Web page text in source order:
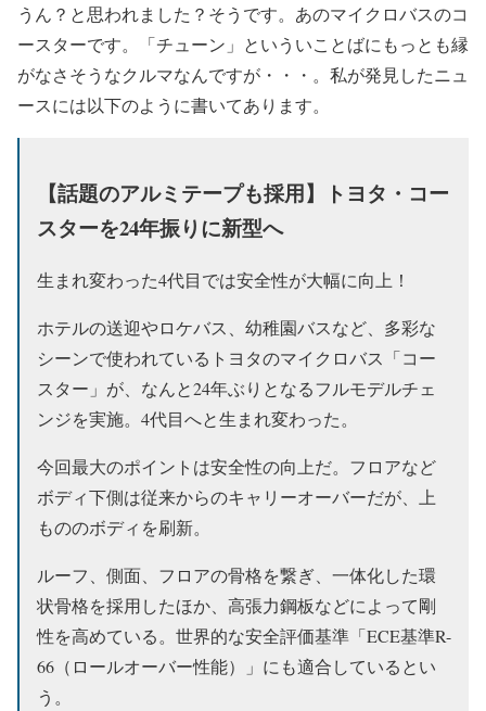
うん？と思われました？そうです。あのマイクロバスのコ
ースターです。「チューン」といういことばにもっとも縁
がなさそうなクルマなんですが・・・。私が発見したニュ
ースには以下のように書いてあります。
【話題のアルミテープも採用】トヨタ・コー
スターを24年振りに新型へ
生まれ変わった4代目では安全性が大幅に向上！
ホテルの送迎やロケバス、幼稚園バスなど、多彩な
シーンで使われているトヨタのマイクロバス「コー
スター」が、なんと24年ぶりとなるフルモデルチェ
ンジを実施。4代目へと生まれ変わった。
今回最大のポイントは安全性の向上だ。フロアなど
ボディ下側は従来からのキャリーオーバーだが、上
もののボディを刷新。
ルーフ、側面、フロアの骨格を繋ぎ、一体化した環
状骨格を採用したほか、高張力鋼板などによって剛
性を高めている。世界的な安全評価基準「ECE基準R-
66（ロールオーバー性能）」にも適合しているとい
う。